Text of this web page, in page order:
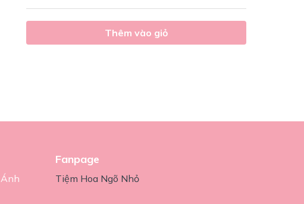
Thêm vào giỏ
Fanpage
Tiệm Hoa Ngõ Nhỏ